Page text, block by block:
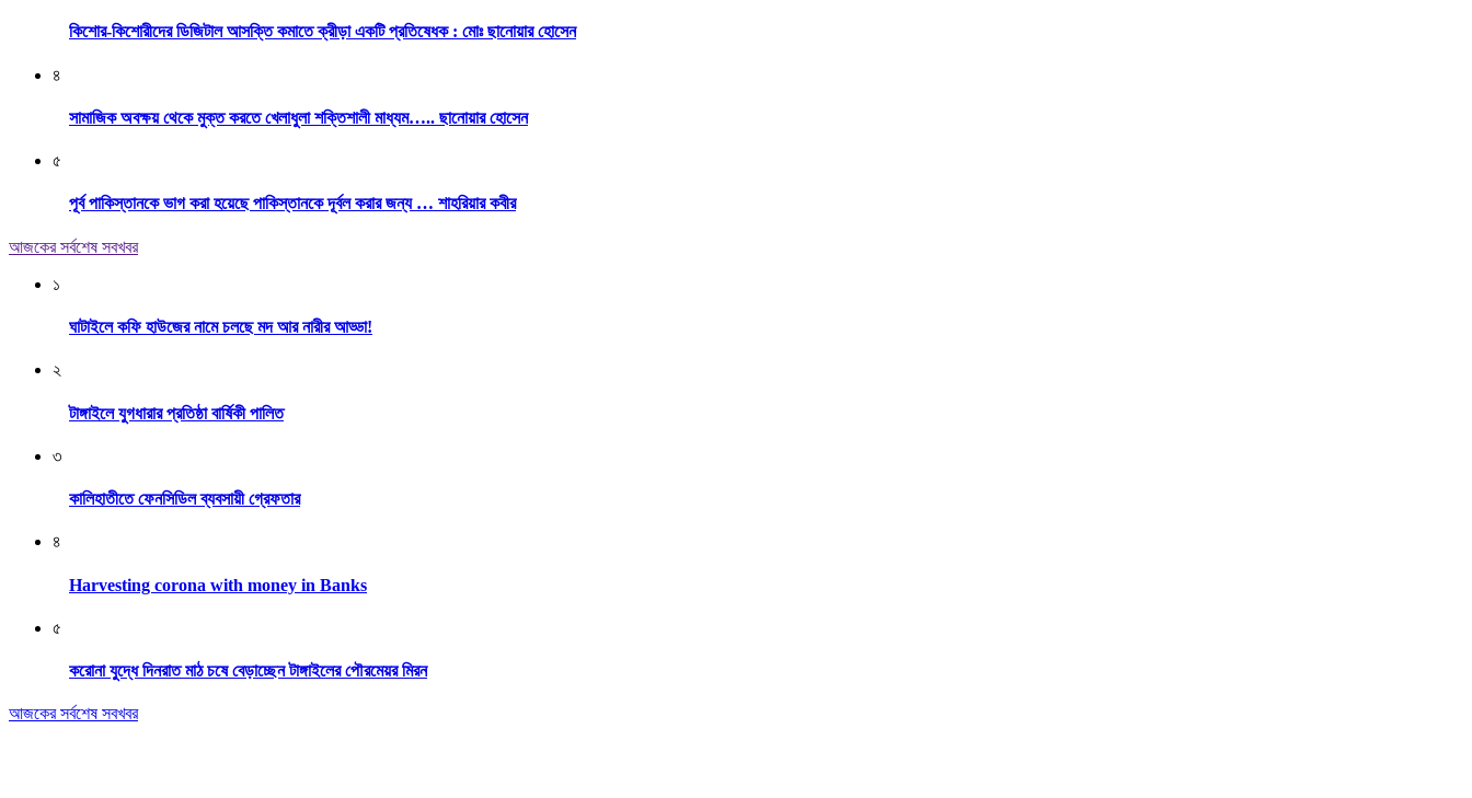
কিশোর-কিশোরীদের ডিজিটাল আসক্তি কমাতে ক্রীড়া একটি প্রতিষেধক : মোঃ ছানোয়ার হোসেন
৪
সামাজিক অবক্ষয় থেকে মুক্ত করতে খেলাধুলা শক্তিশালী মাধ্যম….. ছানোয়ার হোসেন
৫
পূর্ব পাকিস্তানকে ভাগ করা হয়েছে পাকিস্তানকে দূর্বল করার জন্য … শাহরিয়ার কবীর
আজকের সর্বশেষ সবখবর
১
ঘাটাইলে কফি হাউজের নামে চলছে মদ আর নারীর আড্ডা!
২
টাঙ্গাইলে যুগধারার প্রতিষ্ঠা বার্ষিকী পালিত
৩
কালিহাতীতে ফেনসিডিল ব্যবসায়ী গ্রেফতার
৪
Harvesting corona with money in Banks
৫
করোনা যুদ্ধে দিনরাত মাঠ চষে বেড়াচ্ছেন টাঙ্গাইলের পৌরমেয়র মিরন
আজকের সর্বশেষ সবখবর